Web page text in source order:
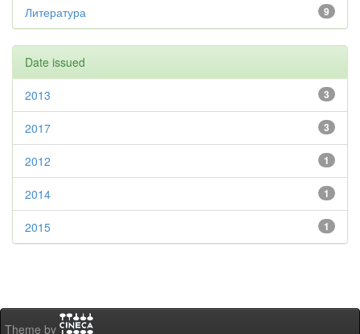
9
Литература
Date issued
3
2013
3
2017
1
2012
1
2014
1
2015
Theme by